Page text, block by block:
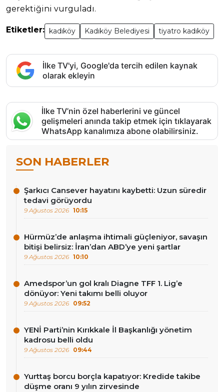
gerektiğini vurguladı.
Etiketler: kadıköy Kadıköy Belediyesi tiyatro kadıköy
İlke TV'yi, Google'da tercih edilen kaynak
olarak ekleyin
İlke TV’nin özel haberlerini ve güncel
gelişmeleri anında takip etmek için tıklayarak
WhatsApp kanalımıza abone olabilirsiniz.
SON HABERLER
Şarkıcı Cansever hayatını kaybetti: Uzun süredir
tedavi görüyordu
9 Ağustos 2026 10:15
Hürmüz’de anlaşma ihtimali güçleniyor, savaşın
bitişi belirsiz: İran’dan ABD’ye yeni şartlar
9 Ağustos 2026 10:10
Amedspor’un gol kralı Diagne TFF 1. Lig’e
dönüyor: Yeni takımı belli oluyor
9 Ağustos 2026 09:52
YENİ Parti’nin Kırıkkale İl Başkanlığı yönetim
kadrosu belli oldu
9 Ağustos 2026 09:44
Yurttaş borcu borçla kapatıyor: Kredide takibe
düşme oranı 9 yılın zirvesinde